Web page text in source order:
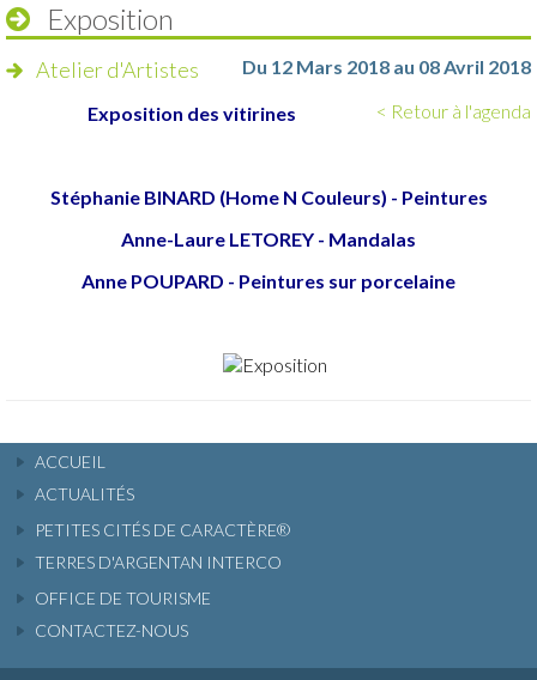
Exposition
Atelier d'Artistes
Du 12 Mars 2018 au 08 Avril 2018
< Retour à l'agenda
Exposition des vitirines
Stéphanie BINARD (Home N Couleurs) - Peintures
Anne-Laure LETOREY - Mandalas
Anne POUPARD - Peintures sur porcelaine
ACCUEIL
ACTUALITÉS
PETITES CITÉS DE CARACTÈRE®
TERRES D'ARGENTAN INTERCO
OFFICE DE TOURISME
CONTACTEZ-NOUS